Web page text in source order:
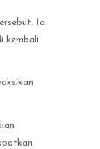
Ia
kembali